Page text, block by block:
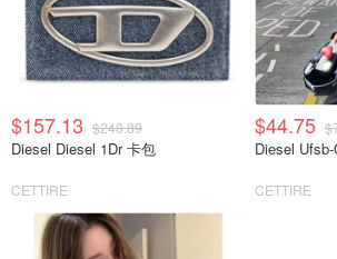
$157.13 $248.89
Diesel Diesel 1Dr 卡包
CETTIRE
$44.75
Diesel
CETTIRE